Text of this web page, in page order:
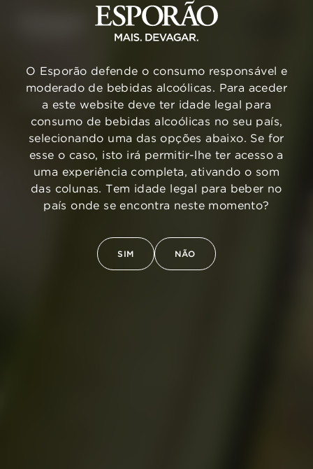
VOLTAR
O Esporão defende o consumo responsável e
moderado de bebidas alcoólicas. Para aceder
a este website deve ter idade legal para
consumo de bebidas alcoólicas no seu país,
selecionando uma das opções abaixo. Se for
esse o caso, isto irá permitir-lhe ter acesso a
uma experiência completa, ativando o som
das colunas. Tem idade legal para beber no
país onde se encontra neste momento?
SIM NÃO